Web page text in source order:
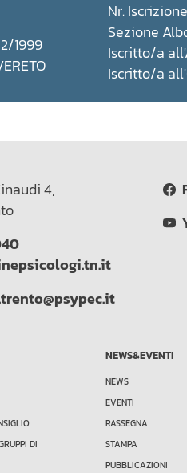
1999
Nr.
Sezione
Iscritto/a
Iscritto/a
4,
DI
NEWS&EVENTI
NEWS
EVENTI
RASSEGNA
STAMPA
PUBBLICAZIONI